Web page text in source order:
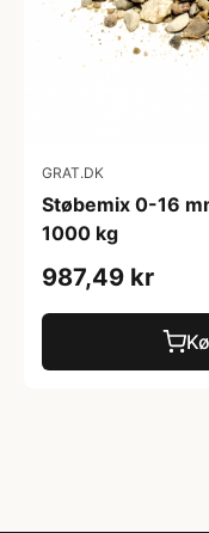
GRAT.DK
Støbemix 0-16
1000 kg
987,49 kr